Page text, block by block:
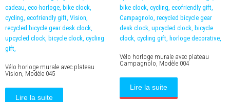
Vélo horloge murale avec plateau
Vision, Modèle 045
Lire la suite
Vélo horloge murale avec plateau
Campagnolo, Modèle 004
Lire la suite